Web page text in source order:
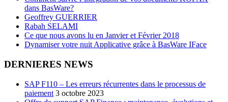
dans BasWare?
Geoffrey GUERRIER
Rabah SELAMI
Ce que nous avons lu en Janvier et Février 2018
Dynamiser votre nuit Applicative grâce à BasWare IFace
DERNIERES NEWS
SAP F110 – Les erreurs récurrentes dans le processus de
paiement 3 octobre 2023